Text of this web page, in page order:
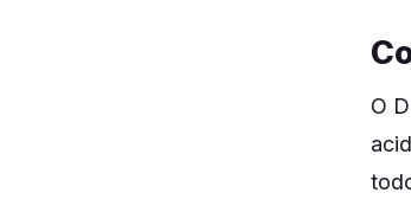
O